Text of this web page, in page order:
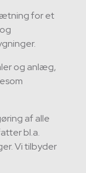
for et
og anlæg,
af alle
bl.a.
Vi tilbyder